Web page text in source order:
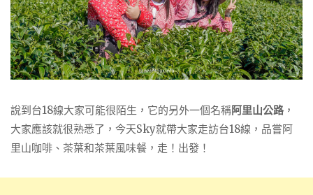
說到台18線大家可能很陌生，它的另外一個名稱阿里山公路，
大家應該就很熟悉了，今天Sky就帶大家走訪台18線，品嘗阿
里山咖啡、茶葉和茶葉風味餐，走！出發！